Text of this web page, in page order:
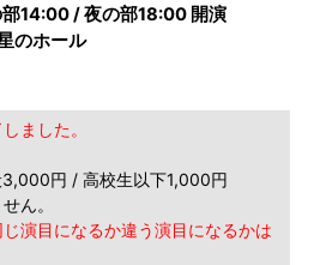
14:00 / 夜の部18:00 開演
のホール
しました。
円 / 高校生以下1,000円
ん。
演目になるか違う演目になるかは